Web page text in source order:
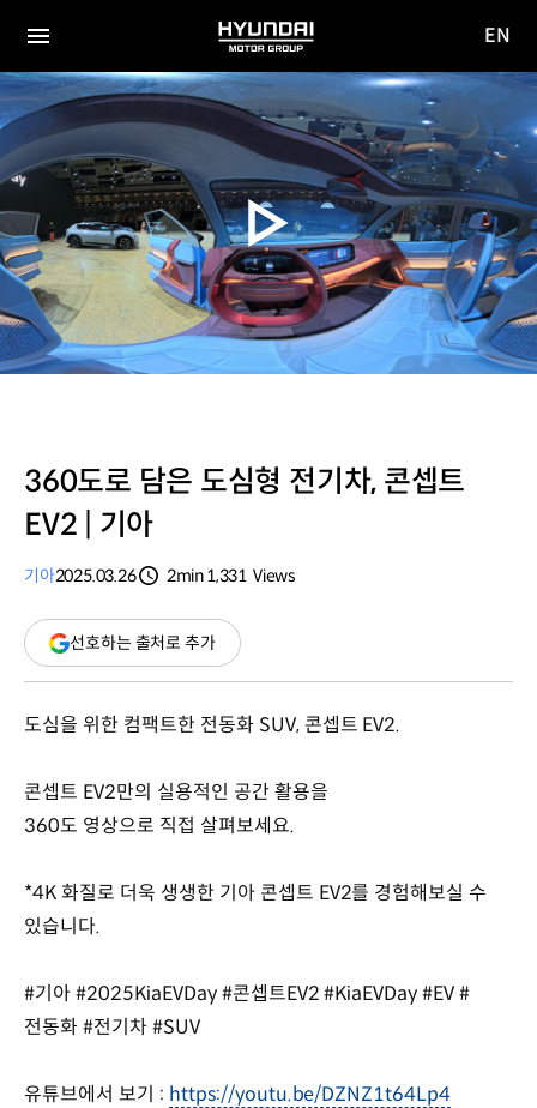
전체
메뉴
HYUNDAI
MOTOR
GROUP
사이
EN
360도로 담은 도심형 전기차, 콘셉트
EV2 | 기아
기아2025.03.26
2min1,331 Views
선호하는 출처로 추가(새
창
도심을 위한 컴팩트한 전동화 SUV, 콘셉트 EV2.
콘셉트 EV2만의 실용적인 공간 활용을
360도 영상으로 직접 살펴보세요.
*4K 화질로 더욱 생생한 기아 콘셉트 EV2를 경험해보실 수
있습니다.
#기아 #2025KiaEVDay #콘셉트EV2 #KiaEVDay #EV #
전동화 #전기차 #SUV
유튜브에서 보기 : https://youtu.be/DZNZ1t64Lp4